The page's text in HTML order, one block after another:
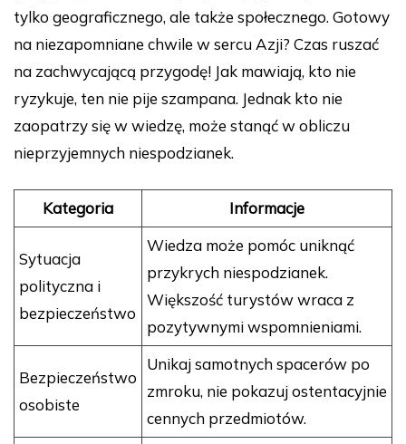
tylko geograficznego, ale także społecznego. Gotowy
na niezapomniane chwile w sercu Azji? Czas ruszać
na zachwycającą przygodę! Jak mawiają, kto nie
ryzykuje, ten nie pije szampana. Jednak kto nie
zaopatrzy się w wiedzę, może stanąć w obliczu
nieprzyjemnych niespodzianek.
Kategoria Informacje
Sytuacja
polityczna i
bezpieczeństwo
Wiedza może pomóc uniknąć
przykrych niespodzianek.
Większość turystów wraca z
pozytywnymi wspomnieniami.
Bezpieczeństwo
osobiste
Unikaj samotnych spacerów po
zmroku, nie pokazuj ostentacyjnie
cennych przedmiotów.